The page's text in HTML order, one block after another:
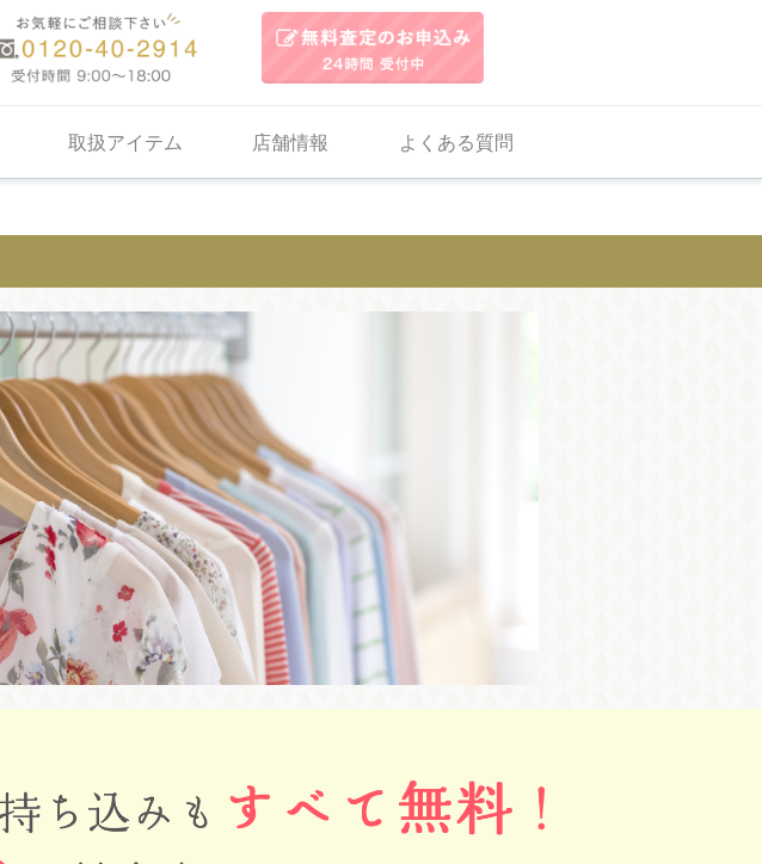
取扱アイテム 店舗情報 よくある質問